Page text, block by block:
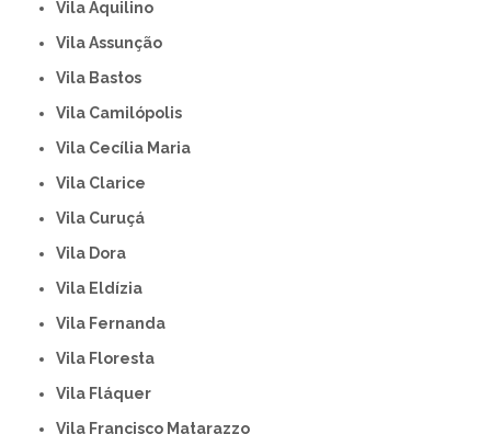
Vila Aquilino
Vila Assunção
Vila Bastos
Vila Camilópolis
Vila Cecília Maria
Vila Clarice
Vila Curuçá
Vila Dora
Vila Eldízia
Vila Fernanda
Vila Floresta
Vila Fláquer
Vila Francisco Matarazzo